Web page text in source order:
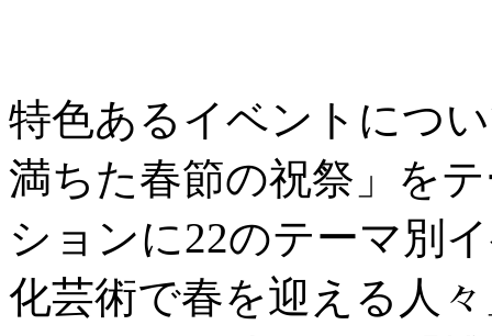
特色あるイベントにつ
満ちた春節の祝祭」を
ションに22のテーマ別
化芸術で春を迎える人